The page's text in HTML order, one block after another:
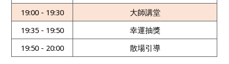
19:00 - 19:30
大師講堂
19:35 - 19:50
幸運抽獎
19:50 - 20:00
散場引導